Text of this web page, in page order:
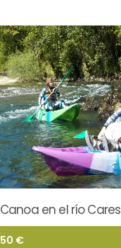
Canoa en el río Cares
50 €